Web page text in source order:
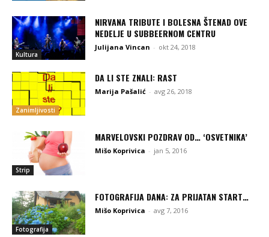
Kultura
NIRVANA TRIBUTE I BOLESNA ŠTENAD OVE
NEDELJE U SUBBEERNOM CENTRU
Julijana Vincan - okt 24, 2018
Zanimljivosti
DA LI STE ZNALI: RAST
Marija Pašalić - avg 26, 2018
Strip
MARVELOVSKI POZDRAV OD… ‘OSVETNIKA’
Mišo Koprivica - jan 5, 2016
Fotografija
FOTOGRAFIJA DANA: ZA PRIJATAN START…
Mišo Koprivica - avg 7, 2016